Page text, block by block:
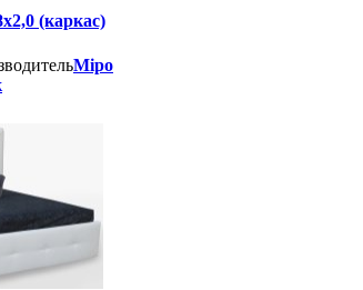
(каркас)
Міро